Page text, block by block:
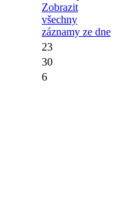
Zobrazit
všechny
záznamy ze dne
23
30
6